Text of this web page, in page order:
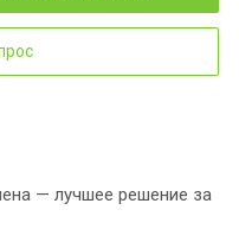
— лучшее решение за